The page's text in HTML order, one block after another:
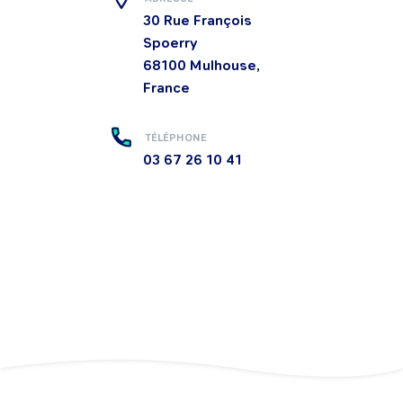
30 Rue François
Spoerry
68100 Mulhouse,
France
TÉLÉPHONE
03 67 26 10 41